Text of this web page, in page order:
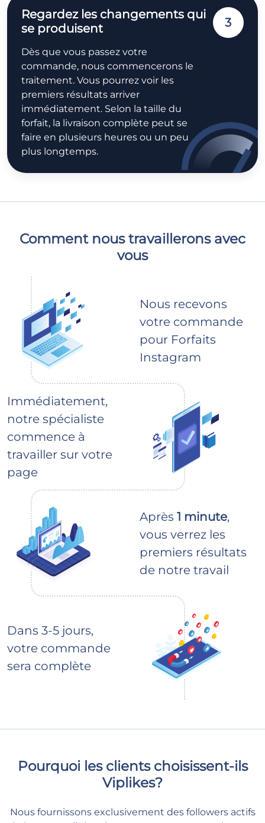
Regardez les changements qui
se produisent
Dès que vous passez votre
commande, nous commencerons le
traitement. Vous pourrez voir les
premiers résultats arriver
immédiatement. Selon la taille du
forfait, la livraison complète peut se
faire en plusieurs heures ou un peu
plus longtemps.
3
Comment nous travaillerons avec
vous
Nous recevons
votre commande
pour Forfaits
Instagram
Immédiatement,
notre spécialiste
commence à
travailler sur votre
page
Après 1 minute,
vous verrez les
premiers résultats
de notre travail
Dans 3-5 jours,
votre commande
sera complète
Pourquoi les clients choisissent-ils
Viplikes?
Nous fournissons exclusivement des followers actifs